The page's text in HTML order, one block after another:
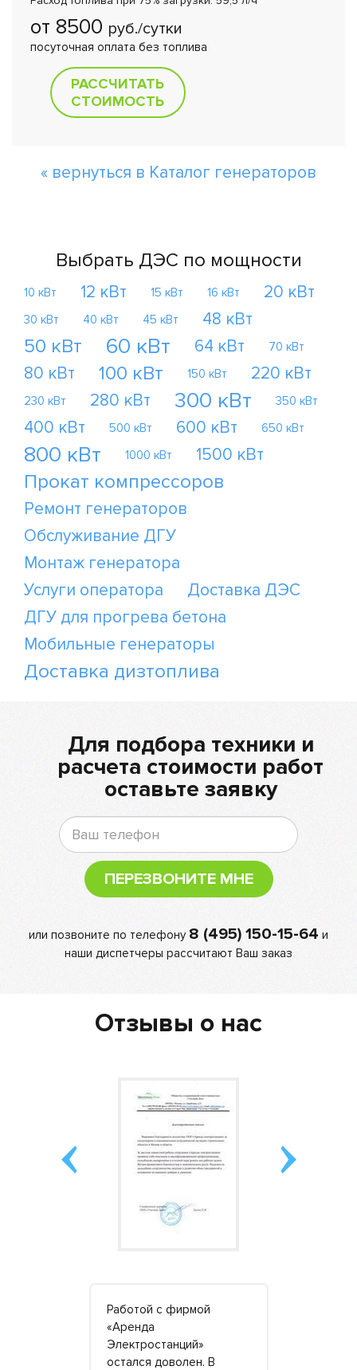
от 8500 руб./сутки
посуточная оплата без топлива
РАССЧИТАТЬ
СТОИМОСТЬ
« вернуться в Каталог генераторов
Выбрать ДЭС по мощности
10 кВт 12 кВт 15 кВт 16 кВт 20 кВт
30 кВт 40 кВт 45 кВт 48 кВт
50 кВт 60 кВт 64 кВт 70 кВт
80 кВт 100 кВт 150 кВт 220 кВт
230 кВт 280 кВт 300 кВт 350 кВт
400 кВт 500 кВт 600 кВт 650 кВт
800 кВт 1000 кВт 1500 кВт
Прокат компрессоров
Ремонт генераторов
Обслуживание ДГУ
Монтаж генератора
Услуги оператора
Доставка ДЭС
ДГУ для прогрева бетона
Мобильные генераторы
Доставка дизтоплива
Для подбора техники и
расчета стоимости работ
оставьте заявку
ПЕРЕЗВОНИТЕ МНЕ
или позвоните по телефону 8 (495) 150-15-64 и
наши диспетчеры рассчитают Ваш заказ
Отзывы о нас
Работой с фирмой
«Аренда
Электростанций»
остался доволен. В